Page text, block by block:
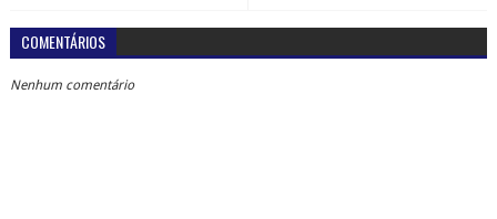
COMENTÁRIOS
Nenhum comentário